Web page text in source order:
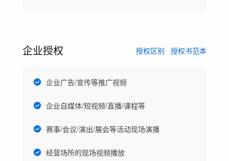
企业授权 授权区别 授权书范本
企业广告/宣传等推广视频
企业自媒体/短视频/直播/课程等
赛事/会议/演出/展会等活动现场演播
经营场所的现场视频播放